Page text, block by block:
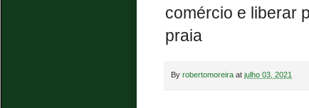
comércio e liberar
praia
By robertomoreira at julho 03, 2021